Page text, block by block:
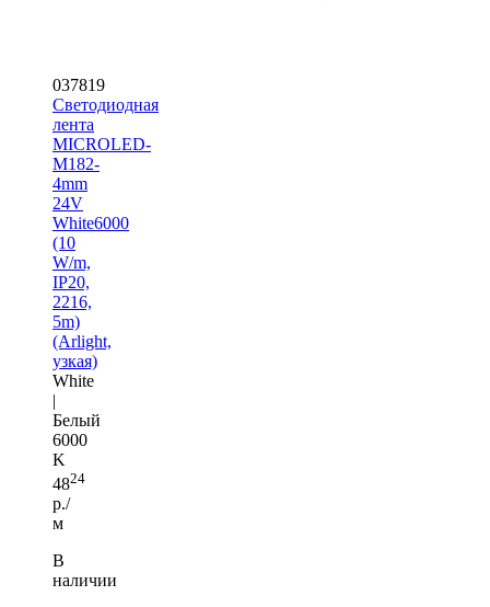
037819
Светодиодная
лента
MICROLED-
M182-
4mm
24V
White6000
(10
W/m,
IP20,
2216,
5m)
(Arlight,
узкая)
White
|
Белый
6000
K
4824
р./
м
В
наличии